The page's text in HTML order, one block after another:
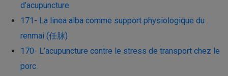
d’acupuncture
171- La linea alba comme support physiologique du
renmai (任脉)
170- L’acupuncture contre le stress de transport chez le
porc.